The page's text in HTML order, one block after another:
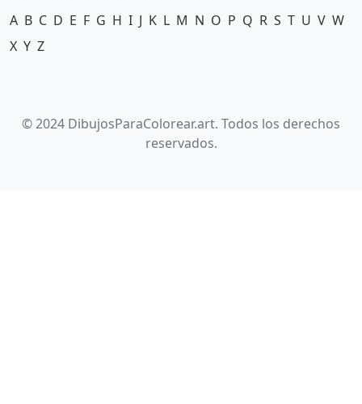
A B C D E F G H I J K L M N O P Q R S T U V W
X Y Z
© 2024 DibujosParaColorear.art. Todos los derechos
reservados.